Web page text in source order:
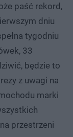
paść rekord,
dniu
tygodniu
33
będzie to
z uwagi na
marki
przestrzeni